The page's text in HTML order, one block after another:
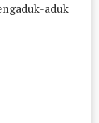
aduk